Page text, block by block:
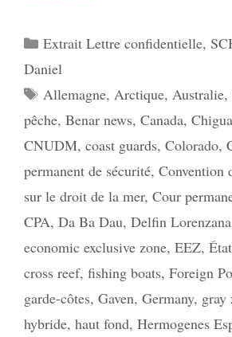
Catégories
Extrait Lettre confidentielle,
Daniel
Étiquettes
Allemagne, Arctique, Australie,
pêche, Benar news, Canada, Chigua
CNUDM, coast guards, Colorado,
permanent de sécurité, Convention
sur le droit de la mer, Cour
CPA, Da Ba Dau, Delfin Lorenzana
economic exclusive zone, EEZ,
cross reef, fishing boats, Foreign
garde-côtes, Gaven, Germany, gray
hybride, haut fond, Hermogenes